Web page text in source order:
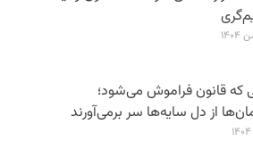
که قانون فراموش می‌شود؛
از دل سایه‌ها سر برمی‌آورند